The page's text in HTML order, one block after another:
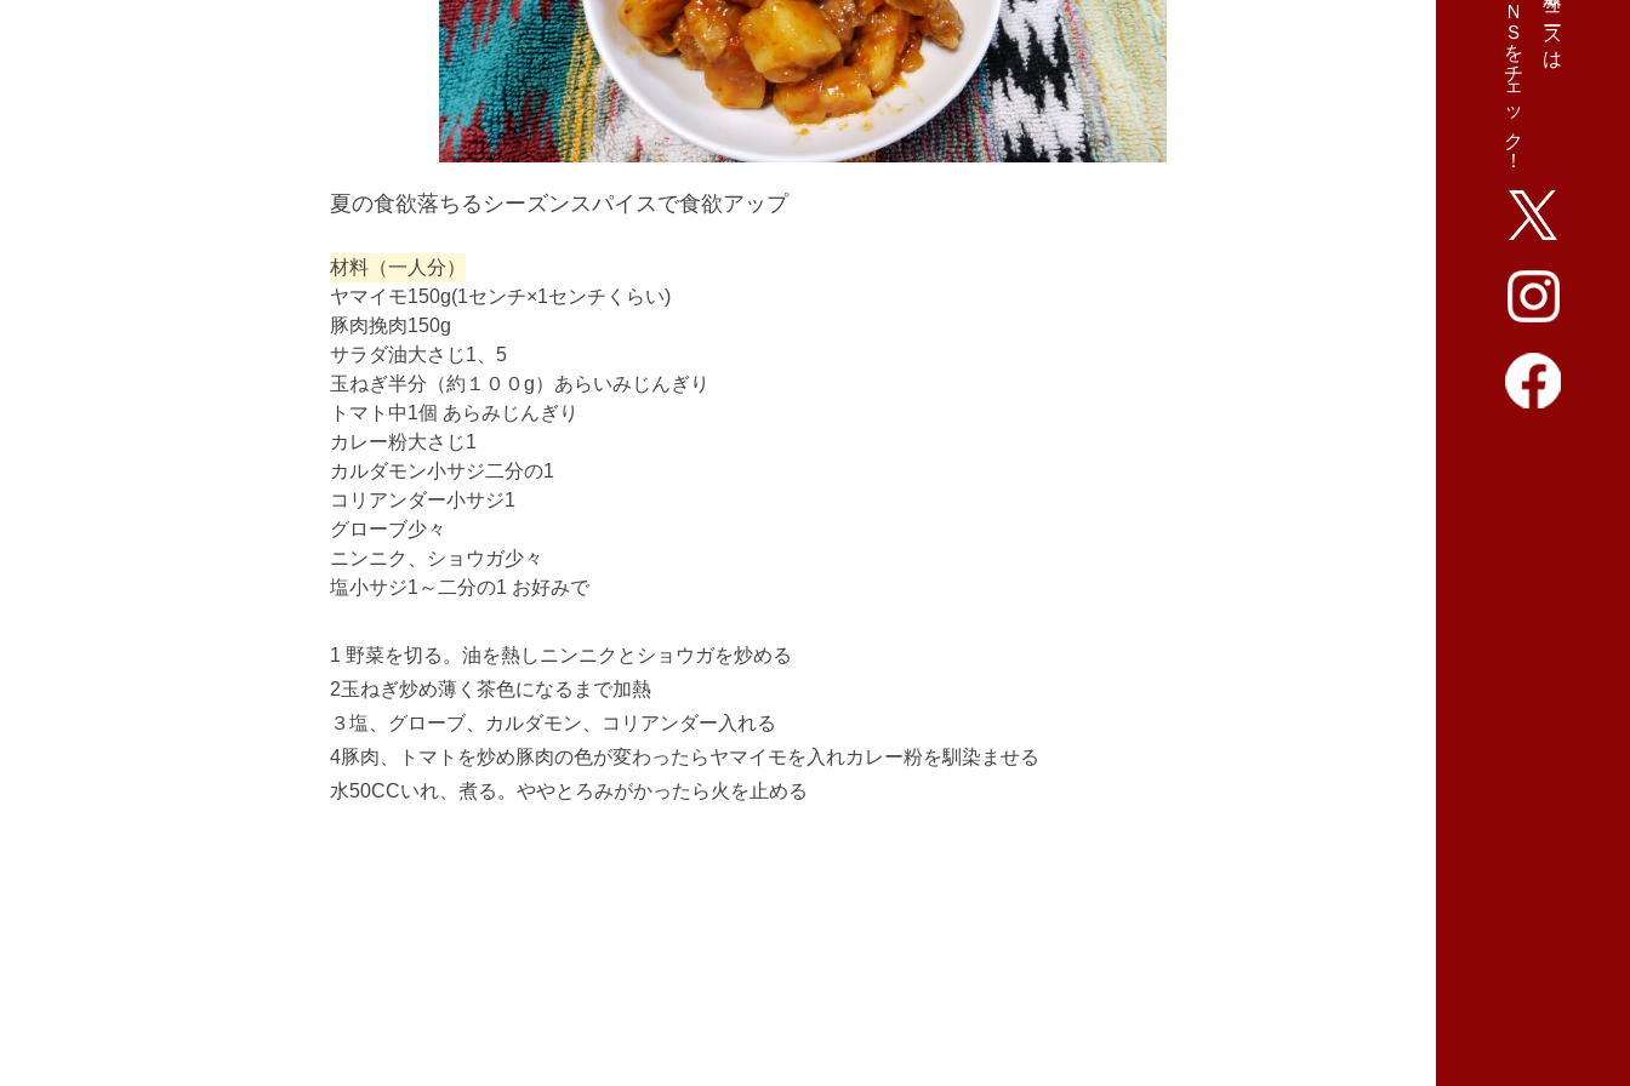
ＳＮＳをチェック！
夏の食欲落ちるシーズンスパイスで食欲アップ
材料（一人分）
ヤマイモ150g(1センチ×1センチくらい)
豚肉挽肉150g
サラダ油大さじ1、5
玉ねぎ半分（約１００g）あらいみじんぎり
トマト中1個 あらみじんぎり
カレー粉大さじ1
カルダモン小サジ二分の1
コリアンダー小サジ1
グローブ少々
ニンニク、ショウガ少々
塩小サジ1～二分の1 お好みで
1 野菜を切る。油を熱しニンニクとショウガを炒める
2玉ねぎ炒め薄く茶色になるまで加熱
３塩、グローブ、カルダモン、コリアンダー入れる
4豚肉、トマトを炒め豚肉の色が変わったらヤマイモを入れカレー粉を馴染ませる
水50CCいれ、煮る。ややとろみがかったら火を止める